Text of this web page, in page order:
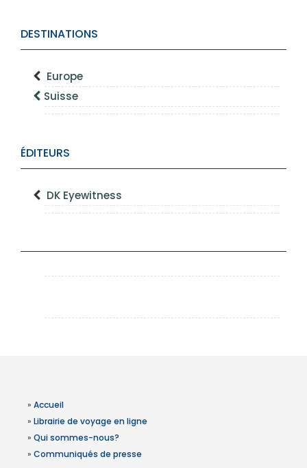
DESTINATIONS
Europe
Suisse
ÉDITEURS
DK Eyewitness
» Accueil
» Librairie de voyage en ligne
» Qui sommes-nous?
» Communiqués de presse